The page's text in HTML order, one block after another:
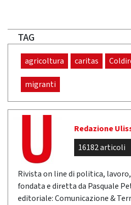
TAG
agricoltura caritas
migranti
Redazione
16182 articoli
Rivista on line di politica,
fondata e diretta da Pasquale
editoriale: Comunicazione &